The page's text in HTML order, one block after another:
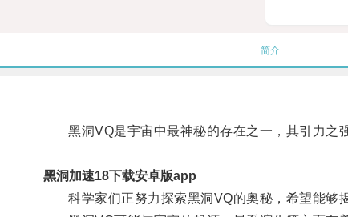
简介
黑洞VQ是宇宙中最神秘的存在之一，其引力之强
黑洞加速18下载安卓版app
科学家们正努力探索黑洞VQ的奥秘，希望能够揭